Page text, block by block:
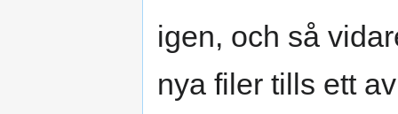
igen, och så
nya filer tills ett